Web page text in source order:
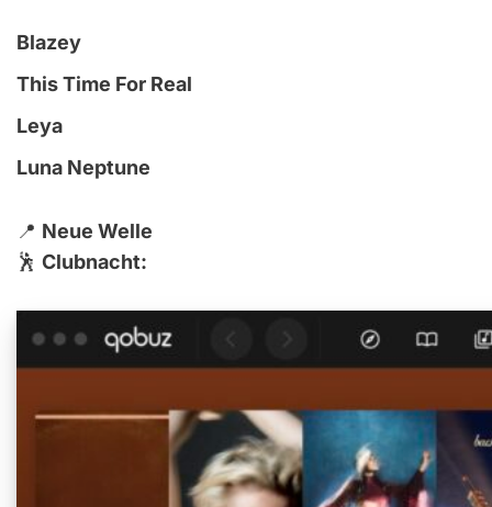
Blazey
This Time For Real
Leya
Luna Neptune
📍 Neue Welle
🕺 Clubnacht: